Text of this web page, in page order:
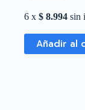
6 x $ 8.994 sin
Añadir al